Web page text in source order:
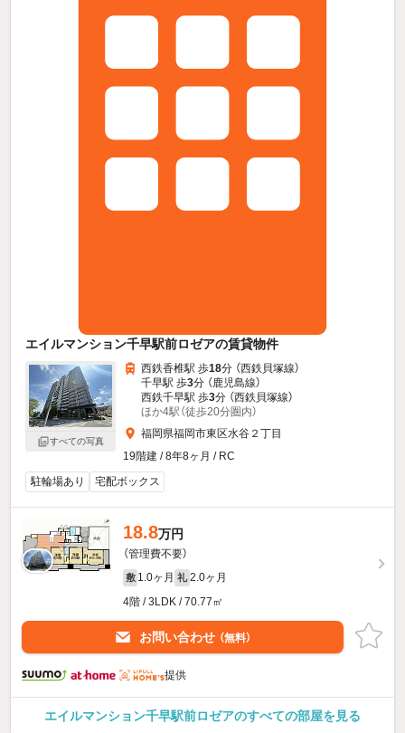
エイルマンション千早駅前ロゼアの賃貸物件
すべての写真
西鉄香椎駅 歩18分 （西鉄貝塚線）
千早駅 歩3分 （鹿児島線）
西鉄千早駅 歩3分 （西鉄貝塚線）
ほか4駅（徒歩20分圏内）
福岡県福岡市東区水谷２丁目
19階建 / 8年8ヶ月 / RC
駐輪場あり
宅配ボックス
18.8万円
（管理費不要）
敷 1.0ヶ月 礼 2.0ヶ月
4階 / 3LDK / 70.77㎡
お問い合わせ （無料）
提供
エイルマンション千早駅前ロゼアのすべての部屋を見る